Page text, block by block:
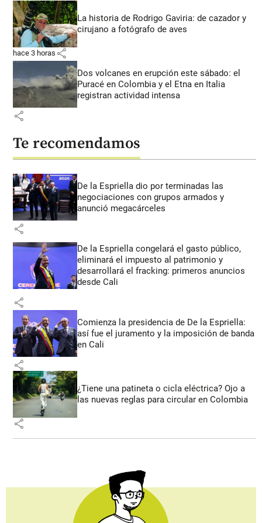
La historia de Rodrigo Gaviria: de cazador y
cirujano a fotógrafo de aves
hace 3 horas share
Dos volcanes en erupción este sábado: el
Puracé en Colombia y el Etna en Italia
registran actividad intensa
share
Te recomendamos
De la Espriella dio por terminadas las
negociaciones con grupos armados y
anunció megacárceles
share
De la Espriella congelará el gasto público,
eliminará el impuesto al patrimonio y
desarrollará el fracking: primeros anuncios
desde Cali
share
Comienza la presidencia de De la Espriella:
así fue el juramento y la imposición de banda
en Cali
share
¿Tiene una patineta o cicla eléctrica? Ojo a
las nuevas reglas para circular en Colombia
share